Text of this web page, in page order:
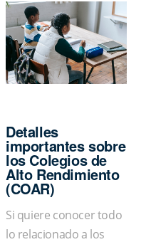
Detalles
importantes sobre
los Colegios de
Alto Rendimiento
(COAR)
Si quiere conocer todo
lo relacionado a los